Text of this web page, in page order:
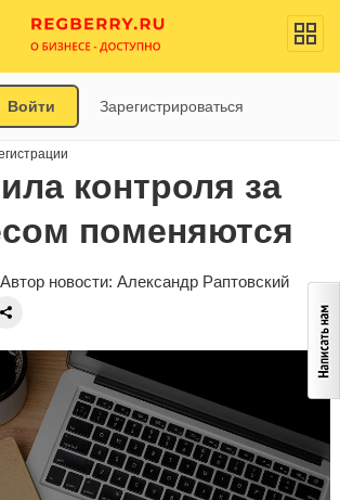
Войти Зарегистрироваться
контроля за
поменяются
новости: Александр Раптовский